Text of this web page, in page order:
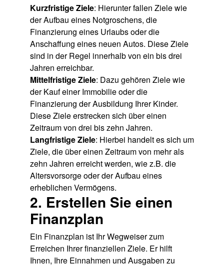
Kurzfristige Ziele: Hierunter fallen Ziele wie
der Aufbau eines Notgroschens, die
Finanzierung eines Urlaubs oder die
Anschaffung eines neuen Autos. Diese Ziele
sind in der Regel innerhalb von ein bis drei
Jahren erreichbar.
Mittelfristige Ziele: Dazu gehören Ziele wie
der Kauf einer Immobilie oder die
Finanzierung der Ausbildung Ihrer Kinder.
Diese Ziele erstrecken sich über einen
Zeitraum von drei bis zehn Jahren.
Langfristige Ziele: Hierbei handelt es sich um
Ziele, die über einen Zeitraum von mehr als
zehn Jahren erreicht werden, wie z.B. die
Altersvorsorge oder der Aufbau eines
erheblichen Vermögens.
2. Erstellen Sie einen
Finanzplan
Ein Finanzplan ist Ihr Wegweiser zum
Erreichen Ihrer finanziellen Ziele. Er hilft
Ihnen, Ihre Einnahmen und Ausgaben zu